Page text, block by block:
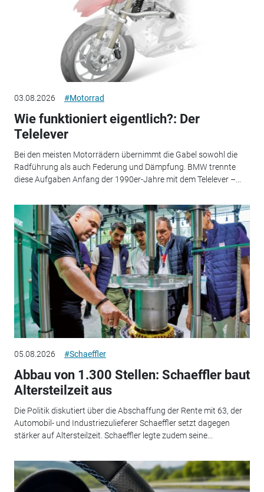
03.08.2026 #Motorrad
Wie funktioniert eigentlich?: Der
Telelever
Bei den meisten Motorrädern übernimmt die Gabel sowohl die
Radführung als auch Federung und Dämpfung. BMW trennte
diese Aufgaben Anfang der 1990er-Jahre mit dem Telelever –...
05.08.2026 #Schaeffler
Abbau von 1.300 Stellen: Schaeffler baut
Altersteilzeit aus
Die Politik diskutiert über die Abschaffung der Rente mit 63, der
Automobil- und Industriezulieferer Schaeffler setzt dagegen
stärker auf Altersteilzeit. Schaeffler legte zudem seine...